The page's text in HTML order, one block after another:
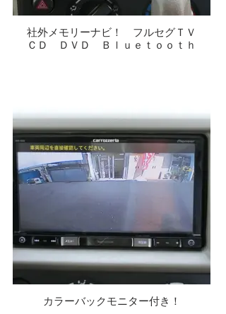
社外メモリーナビ！ フルセグＴＶ
ＣＤ ＤＶＤ Ｂｌｕｅｔｏｏｔｈ
カラーバックモニター付き！